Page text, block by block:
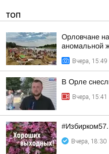
ТОП
Орловчане
аномальной
Вчера, 15:49
В Орле
Вчера, 15:41
Вчера, 18:30